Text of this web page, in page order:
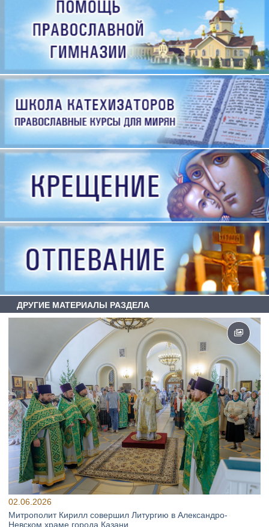
ДРУГИЕ МАТЕРИАЛЫ РАЗДЕЛА
02.06.2026
Митрополит Кирилл совершил Литургию в Александро-
Невском храме города Казани